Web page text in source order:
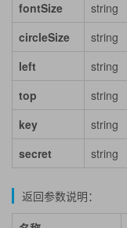
fontSize
string
circleSize
string
left
string
top
string
key
string
secret
string
返回参数说明：